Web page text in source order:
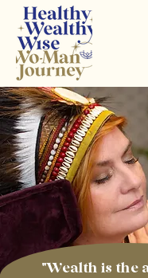
"Wealth is the